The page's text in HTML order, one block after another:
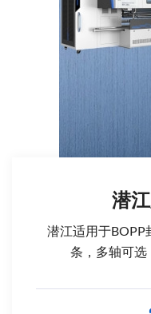
潜
潜江适用于BOPP
条，多轴可选